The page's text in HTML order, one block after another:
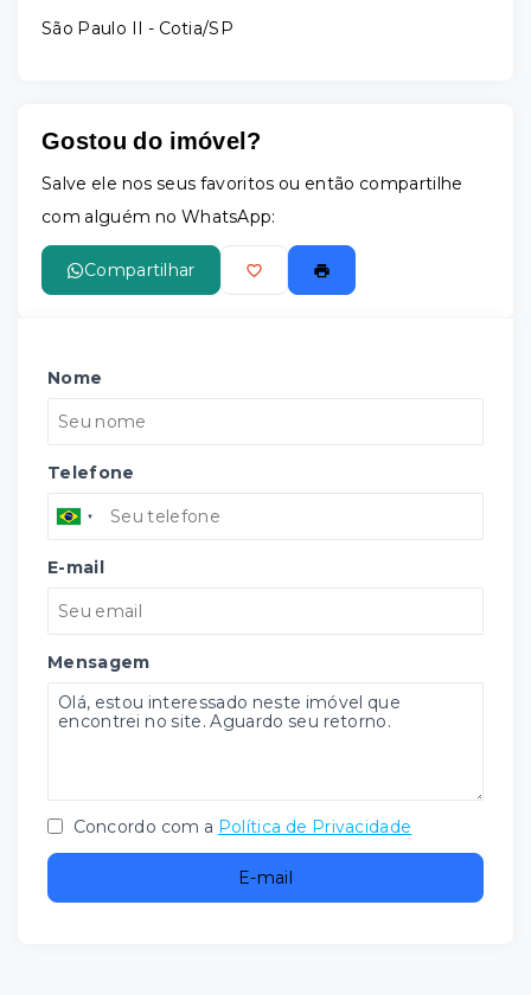
São Paulo II - Cotia/SP
Gostou do imóvel?
Salve ele nos seus favoritos ou então compartilhe
com alguém no WhatsApp:
Compartilhar
Nome
Telefone
E-mail
Mensagem
Concordo com a Política de Privacidade
E-mail